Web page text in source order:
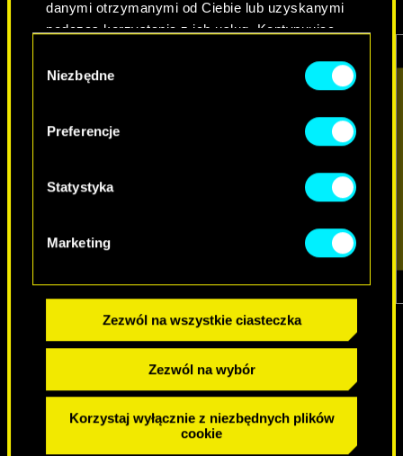
danymi otrzymanymi od Ciebie lub uzyskanymi
podczas korzystania z ich usług. Kontynuując
używanie plików cookie.
zgody
Niezbędne
Preferencje
Statystyka
Marketing
Zezwól na wszystkie ciasteczka
Zezwól na wybór
Korzystaj wyłącznie z niezbędnych plików
cookie
1z7